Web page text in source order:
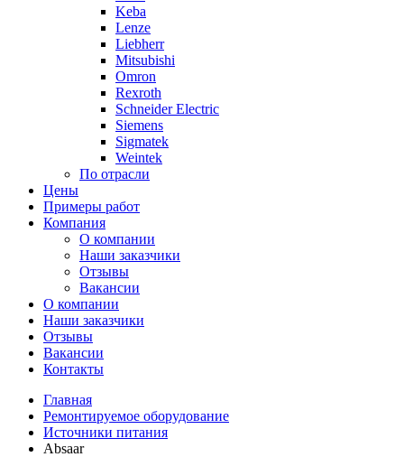
Keba
Lenze
Liebherr
Mitsubishi
Omron
Rexroth
Schneider Electric
Siemens
Sigmatek
Weintek
По отрасли
Цены
Примеры работ
Компания
О компании
Наши заказчики
Отзывы
Вакансии
О компании
Наши заказчики
Отзывы
Вакансии
Контакты
Главная
Ремонтируемое оборудование
Источники питания
Absaar